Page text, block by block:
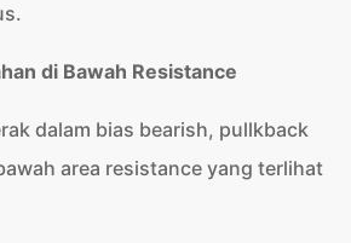
di Bawah Resistance
dalam bias bearish, pullkback
area resistance yang terlihat